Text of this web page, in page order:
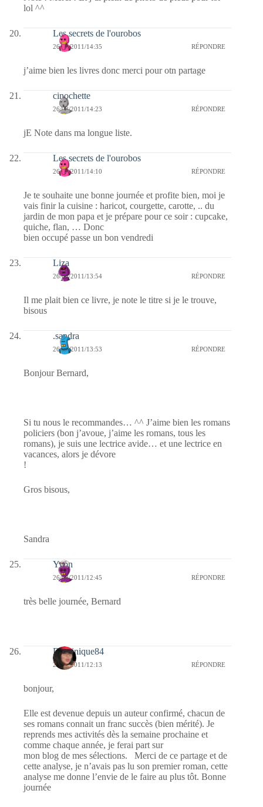
lol ^^
Les secrets de l'ourobos
26/08/2011/14:35 RÉPONDRE
j’aime bien les livres donc merci pour otn partage
cinochette
26/08/2011/14:23 RÉPONDRE
jE Note dans ma longue liste.
Les secrets de l'ourobos
26/08/2011/14:10 RÉPONDRE
Je te souhaite une bonne journée et profite bien, moi je
vais finir la cuisine : haricot, courgette, carotte, .. du
jardin de mon papa et je prépare pour ce soir : cupcake,
quiche, flan, … Donc
bien occupé passe un bon vendredi
Liza
26/08/2011/13:54 RÉPONDRE
Il me plait bien ce livre, je note le titre si je le trouve,
bisous
.sandra
26/08/2011/13:53 RÉPONDRE
Bonjour Bernard,
Si tu nous le recommandes… ^^ J’aime bien les romans
policiers (bon j’avoue, j’aime les romans, tous les
romans), je suis une lectrice avide… et une lectrice en
vacances, alors je dévore
!
Gros bisous,
Sandra
Yvon
26/08/2011/12:45 RÉPONDRE
très belle journée, Bernard
Dominique84
26/08/2011/12:13 RÉPONDRE
bonjour,
Elle est devenue depuis un auteur confirmé, chacun de
ses romans connait un franc succès (bien mérité). Je
reprends mes activités dès la semaine prochaine et
comme chaque année, je ferai part sur
mon blog de mes sélections. Merci de ce partage et de
cette analyse, je n’avais pas lu son premier roman, cette
analyse me donne l’envie de le faire au plus tôt. Bonne
journée